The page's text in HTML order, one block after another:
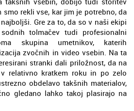
smo rekli vse, kar jim je potrebno, da
Gre za to, da so v naši ekipi
tolmačev tudi profesionalni
skupina umetnikov, katerih
zvočnih in video vsebin. Na ta
stranki dali priložnost, da na
relativno kratkem roku in po zelo
obdelavo takšnih materialov,
gledano lahko takoj plasirajo na